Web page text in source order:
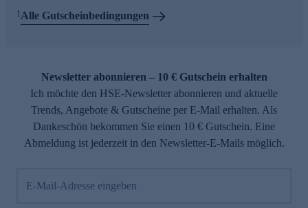
1 Alle Gutscheinbedingungen
Newsletter abonnieren – 10 € Gutschein erhalten
Ich möchte den HSE-Newsletter abonnieren und aktuelle
Trends, Angebote & Gutscheine per E-Mail erhalten. Als
Dankeschön bekommen Sie einen 10 € Gutschein. Eine
Abmeldung ist jederzeit in den Newsletter-E-Mails möglich.
E-Mail-Adresse eingeben